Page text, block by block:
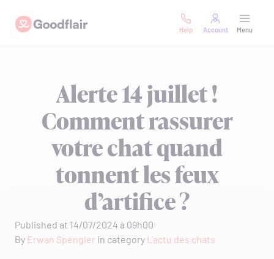
content
Goodflair
Help Account Menu
Alerte 14 juillet !
Comment rassurer
votre chat quand
tonnent les feux
d’artifice ?
Published at 14/07/2024 à 09h00
By Erwan Spengler in category L'actu des chats